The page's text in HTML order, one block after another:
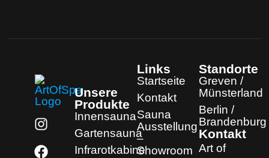
Unsere
Produkte
Innensauna
Gartensauna
Infrarotkabine
Links
Startseite
Kontakt
Sauna
Ausstellung
–
Showroom
Standorte
Greven /
Münsterland
Berlin /
Brandenburg
Kontakt
Art of